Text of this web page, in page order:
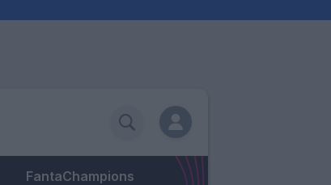
FantaChampions